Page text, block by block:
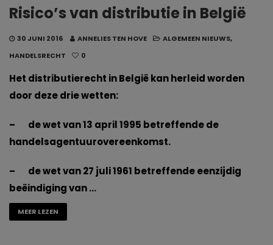
Risico’s van distributie in België
30 JUNI 2016 ANNELIES TEN HOVE ALGEMEEN NIEUWS,
HANDELSRECHT
0
Het distributierecht in België kan herleid worden
door deze drie wetten:
– de wet van 13 april 1995 betreffende de
handelsagentuurovereenkomst.
– de wet van 27 juli 1961 betreffende eenzijdig
beëindiging van …
MEER LEZEN